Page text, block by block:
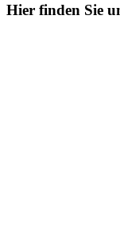
Hier finden Sie